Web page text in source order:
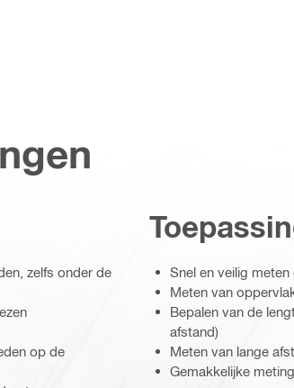
zelfs onder de
op de
Snel en veilig
Meten van
Bepalen van de
afstand)
Meten van lange
Gemakkelijke